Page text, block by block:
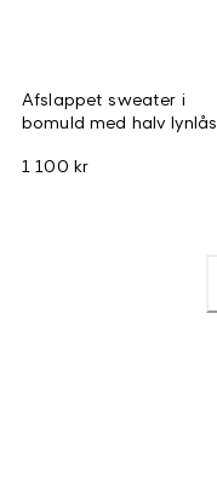
Afslappet sweater i
bomuld med halv lynlås
1 100 kr